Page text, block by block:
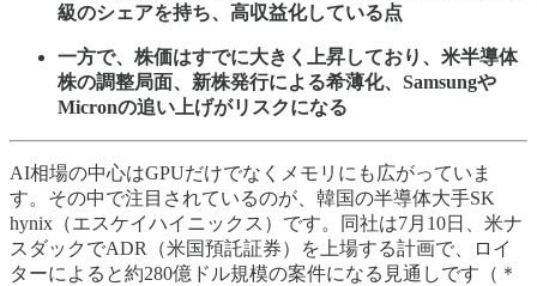
級のシェアを持ち、高収益化している点
一方で、株価はすでに大きく上昇しており、米半導体
株の調整局面、新株発行による希薄化、Samsungや
Micronの追い上げがリスクになる
AI相場の中心はGPUだけでなくメモリにも広がっていま
す。その中で注目されているのが、韓国の半導体大手SK
hynix（エスケイハイニックス）です。同社は7月10日、米ナ
スダックでADR（米国預託証券）を上場する計画で、ロイ
ターによると約280億ドル規模の案件になる見通しです（＊